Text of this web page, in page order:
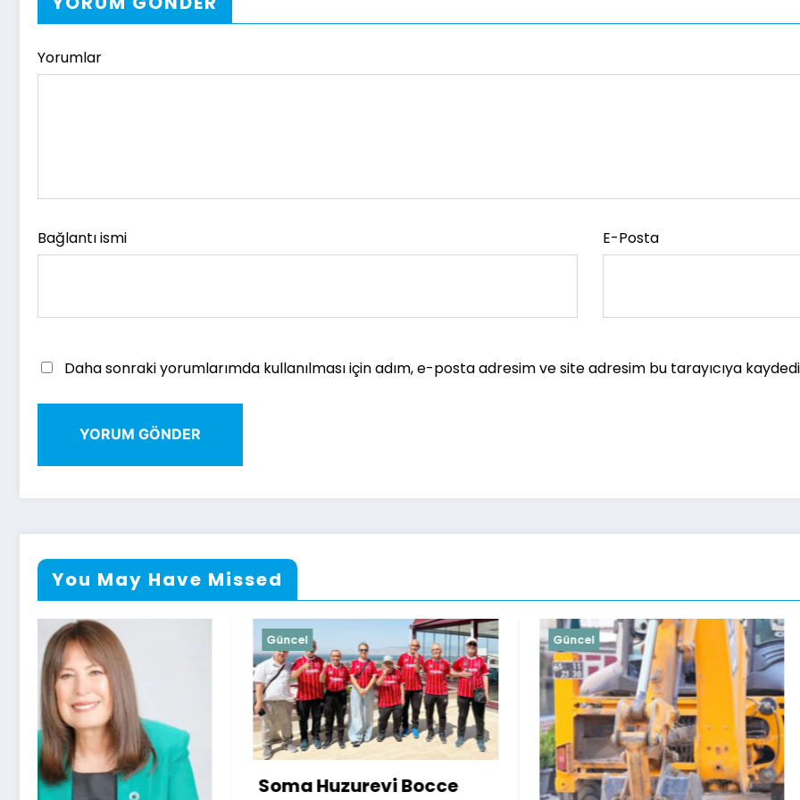
Yorumlar
Bağlantı ismi E-Posta
Daha sonraki yorumlarımda kullanılması için adım, e-posta adresim ve site adresim bu tarayıcıya
You May Have Missed
Güncel
Soma Huzurevi Bocce
Güncel Güncel